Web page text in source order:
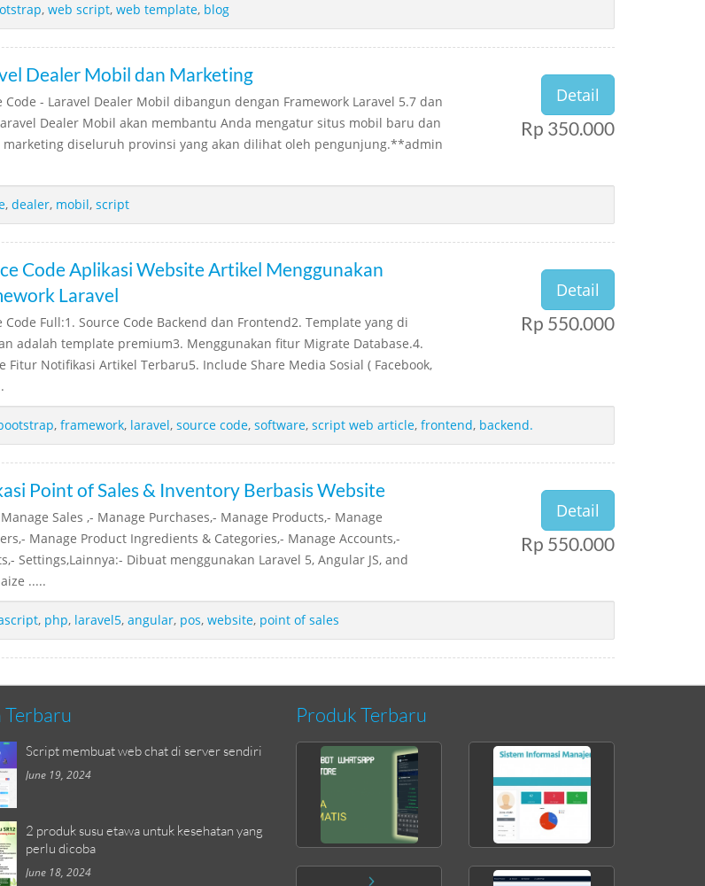
, web script, web template, blog
Dealer Mobil dan Marketing
Code - Laravel Dealer Mobil dibangun dengan Framework Laravel 5.7 dan
Dealer Mobil akan membantu Anda mengatur situs mobil baru dan
marketing diseluruh provinsi yang akan dilihat oleh pengunjung.**admin
Detail
Rp 350.000
, dealer, mobil, script
Code Aplikasi Website Artikel Menggunakan
Laravel
Code Full:1. Source Code Backend dan Frontend2. Template yang di
adalah template premium3. Menggunakan fitur Migrate Database.4.
Fitur Notifikasi Artikel Terbaru5. Include Share Media Sosial ( Facebook,
Detail
Rp 550.000
, framework, laravel, source code, software, script web article, frontend, backend.
Point of Sales & Inventory Berbasis Website
Sales ,- Manage Purchases,- Manage Products,- Manage
Manage Product Ingredients & Categories,- Manage Accounts,-
Settings,Lainnya:- Dibuat menggunakan Laravel 5, Angular JS, and
.....
Detail
Rp 550.000
, php, laravel5, angular, pos, website, point of sales
Terbaru
Script membuat web chat di server sendiri
June 19, 2024
2 produk susu etawa untuk kesehatan yang
perlu dicoba
June 18, 2024
Produk Terbaru